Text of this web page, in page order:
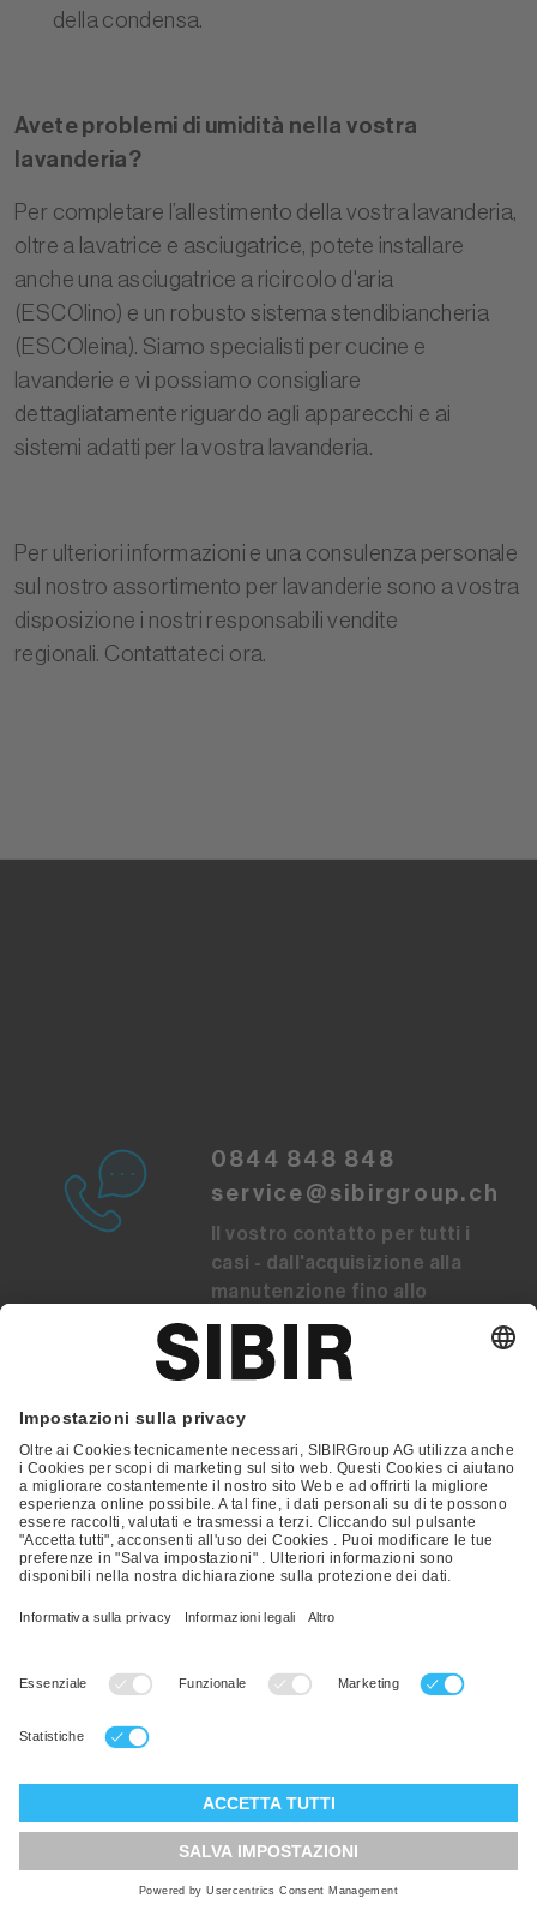
della condensa.
Avete problemi di umidità nella vostra
lavanderia?
Per completare l’allestimento della vostra lavanderia,
oltre a lavatrice e asciugatrice, potete installare
anche una asciugatrice a ricircolo d'aria
(ESCOlino) e un robusto sistema stendibiancheria
( ESCOleina). Siamo specialisti per cucine e
lavanderie e vi possiamo consigliare
dettagliatamente riguardo agli apparecchi e ai
sistemi adatti per la vostra lavanderia.
Per ulteriori informazioni e una consulenza personale
sul nostro assortimento per lavanderie sono a vostra
disposizione i nostri responsabili vendite
regionali. Contattateci ora.
0844 848 848
service@sibirgroup.ch
Il vostro contatto per tutti i
casi - dall'acquisizione alla
manutenzione fino allo
smaltimento.
Registrazione del servizio
Registrazione controllo dell'apparecchio